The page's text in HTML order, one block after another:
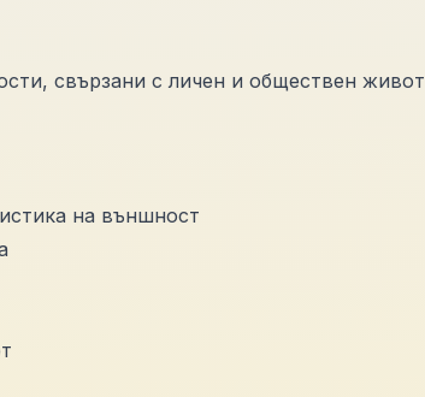
свързани с личен и обществен живот
на външност